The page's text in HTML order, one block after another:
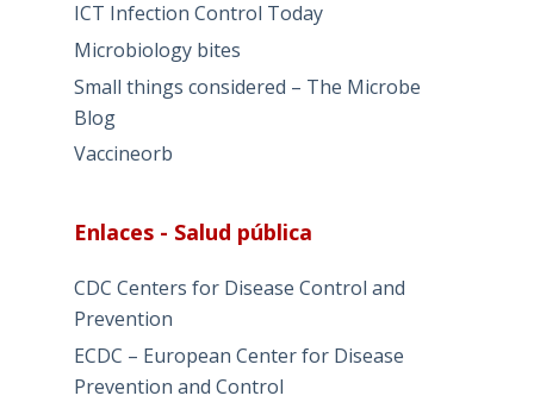
ICT Infection Control Today
Microbiology bites
Small things considered – The Microbe
Blog
Vaccineorb
Enlaces - Salud pública
CDC Centers for Disease Control and
Prevention
ECDC – European Center for Disease
Prevention and Control